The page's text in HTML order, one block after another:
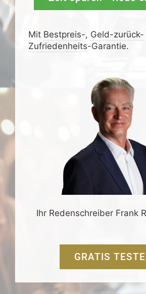
Mit Bestpreis-, Geld-zurück-
Zufrieden­­heits-Garantie.
Ihr Redenschreiber Frank
GRATIS